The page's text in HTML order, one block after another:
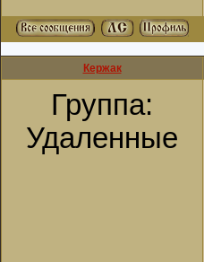
Кержак
Группа:
Удаленные